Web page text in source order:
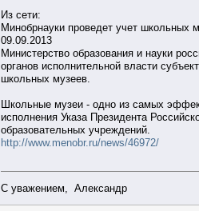
Из сети:
Минобрнауки проведет учет школьных
09.09.2013
Министерство образования и науки
органов исполнительной власти
школьных музеев.
Школьные музеи - одно из самых
исполнения Указа Президента
образовательных учреждений.
http://www.menobr.ru/news/46972/
С уважением, Александр